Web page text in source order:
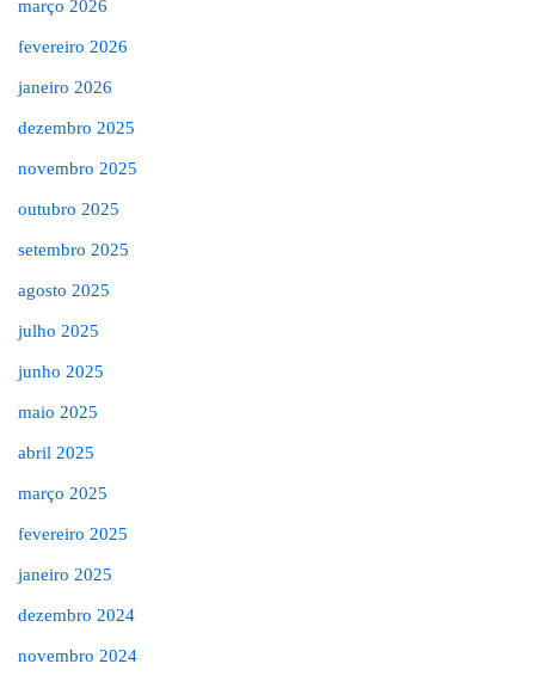
março 2026
fevereiro 2026
janeiro 2026
dezembro 2025
novembro 2025
outubro 2025
setembro 2025
agosto 2025
julho 2025
junho 2025
maio 2025
abril 2025
março 2025
fevereiro 2025
janeiro 2025
dezembro 2024
novembro 2024